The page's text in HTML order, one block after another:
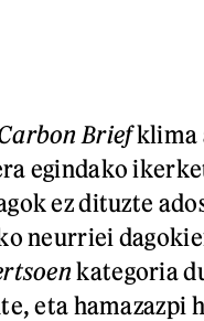
Briefklima
egindako
ez dituzte
neurriei
kategoria
eta hamazazpi